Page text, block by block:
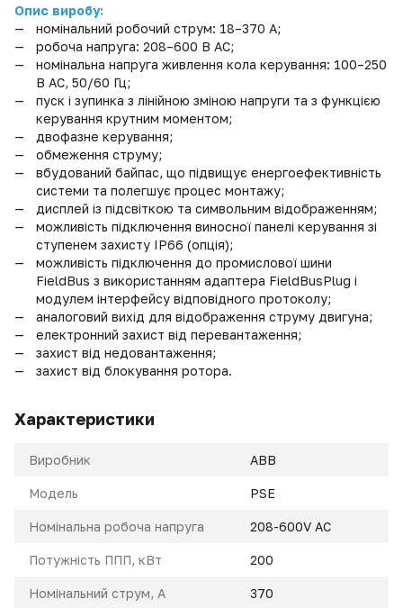
Опис виробу:
номінальний робочий струм: 18–370 А;
робоча напруга: 208–600 В AC;
номінальна напруга живлення кола керування: 100–250
В AC, 50/60 Гц;
пуск і зупинка з лінійною зміною напруги та з функцією
керування крутним моментом;
двофазне керування;
обмеження струму;
вбудований байпас, що підвищує енергоефективність
системи та полегшує процес монтажу;
дисплей із підсвіткою та символьним відображенням;
можливість підключення виносної панелі керування зі
ступенем захисту IP66 (опція);
можливість підключення до промислової шини
FieldBus з використанням адаптера FieldBusPlug і
модулем інтерфейсу відповідного протоколу;
аналоговий вихід для відображення струму двигуна;
електронний захист від перевантаження;
захист від недовантаження;
захист від блокування ротора.
Характеристики
Виробник ABB
Модель PSE
Номінальна робоча напруга 208-600V AC
Потужність ППП, кВт 200
Номінальний струм, A 370